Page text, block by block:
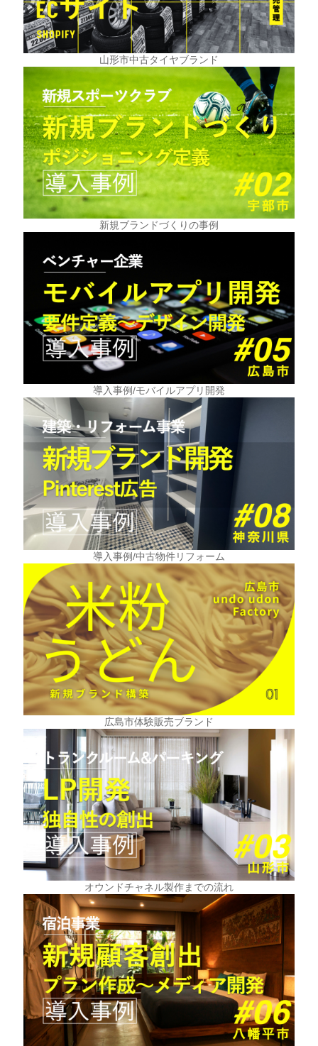
山形市中古タイヤブランド
新規ブランドづくりの事例
導入事例/モバイルアプリ開発
導入事例/中古物件リフォーム
広島市体験販売ブランド
オウンドチャネル製作までの流れ